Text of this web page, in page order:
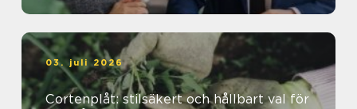
03. juli 2026
Cortenplåt: stilsäkert och hållbart val för